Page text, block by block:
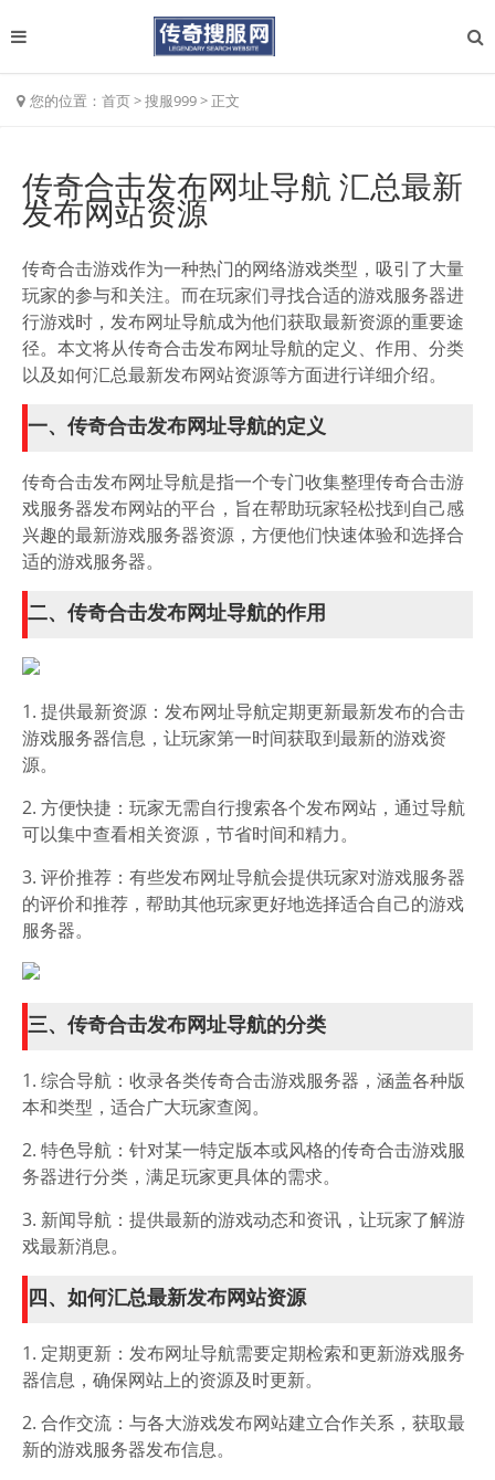
您的位置： 首页>搜服999> 正文
传奇合击发布网址导航 汇总最新
发布网站资源
传奇合击游戏作为一种热门的网络游戏类型，吸引了大量
玩家的参与和关注。而在玩家们寻找合适的游戏服务器进
行游戏时，发布网址导航成为他们获取最新资源的重要途
径。本文将从传奇合击发布网址导航的定义、作用、分类
以及如何汇总最新发布网站资源等方面进行详细介绍。
一、传奇合击发布网址导航的定义
传奇合击发布网址导航是指一个专门收集整理传奇合击游
戏服务器发布网站的平台，旨在帮助玩家轻松找到自己感
兴趣的最新游戏服务器资源，方便他们快速体验和选择合
适的游戏服务器。
二、传奇合击发布网址导航的作用
1. 提供最新资源：发布网址导航定期更新最新发布的合击
游戏服务器信息，让玩家第一时间获取到最新的游戏资
源。
2. 方便快捷：玩家无需自行搜索各个发布网站，通过导航
可以集中查看相关资源，节省时间和精力。
3. 评价推荐：有些发布网址导航会提供玩家对游戏服务器
的评价和推荐，帮助其他玩家更好地选择适合自己的游戏
服务器。
三、传奇合击发布网址导航的分类
1. 综合导航：收录各类传奇合击游戏服务器，涵盖各种版
本和类型，适合广大玩家查阅。
2. 特色导航：针对某一特定版本或风格的传奇合击游戏服
务器进行分类，满足玩家更具体的需求。
3. 新闻导航：提供最新的游戏动态和资讯，让玩家了解游
戏最新消息。
四、如何汇总最新发布网站资源
1. 定期更新：发布网址导航需要定期检索和更新游戏服务
器信息，确保网站上的资源及时更新。
2. 合作交流：与各大游戏发布网站建立合作关系，获取最
新的游戏服务器发布信息。